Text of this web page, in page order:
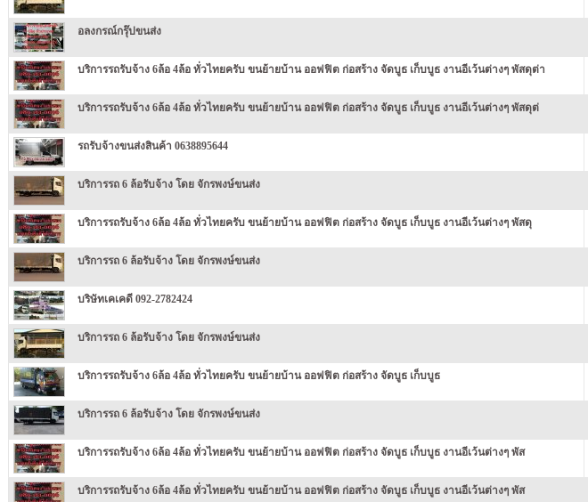
อลงกรณ์กรุ๊ปขนส่ง
บริการรถรับจ้าง 6ล้อ 4ล้อ ทั่วไทยครับ ขนย้ายบ้าน ออฟฟิต ก่อสร้าง จัดบูธ เก็บบูธ งานอีเว้นต่างๆ พัสดุต่า
บริการรถรับจ้าง 6ล้อ 4ล้อ ทั่วไทยครับ ขนย้ายบ้าน ออฟฟิต ก่อสร้าง จัดบูธ เก็บบูธ งานอีเว้นต่างๆ พัสดุต่
รถรับจ้างขนส่งสินค้า 0638895644
บริการรถ 6 ล้อรับจ้าง โดย จักรพงษ์ขนส่ง
บริการรถรับจ้าง 6ล้อ 4ล้อ ทั่วไทยครับ ขนย้ายบ้าน ออฟฟิต ก่อสร้าง จัดบูธ เก็บบูธ งานอีเว้นต่างๆ พัสดุ
บริการรถ 6 ล้อรับจ้าง โดย จักรพงษ์ขนส่ง
บริษัทเคเคดี 092-2782424
บริการรถ 6 ล้อรับจ้าง โดย จักรพงษ์ขนส่ง
บริการรถรับจ้าง 6ล้อ 4ล้อ ทั่วไทยครับ ขนย้ายบ้าน ออฟฟิต ก่อสร้าง จัดบูธ เก็บบูธ
บริการรถ 6 ล้อรับจ้าง โดย จักรพงษ์ขนส่ง
บริการรถรับจ้าง 6ล้อ 4ล้อ ทั่วไทยครับ ขนย้ายบ้าน ออฟฟิต ก่อสร้าง จัดบูธ เก็บบูธ งานอีเว้นต่างๆ พัส
บริการรถรับจ้าง 6ล้อ 4ล้อ ทั่วไทยครับ ขนย้ายบ้าน ออฟฟิต ก่อสร้าง จัดบูธ เก็บบูธ งานอีเว้นต่างๆ พัส